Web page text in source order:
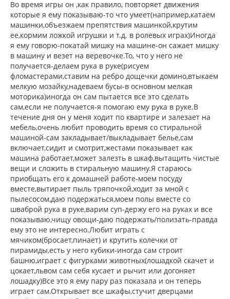
Во время игры он ,как правило, повторяет движения
которые я ему показываю-то что умеет(например,катаем
машинки,объезжаем препятствия машинкой,крутим
ее,кормим ложкой игрушки и т.д. в ролевых играх)Иногда
я ему говорю-покатай мишку на машине-он сажает мишку
в машину и везет на веревочке.То, что у него не
получается-делаем рука в руке(рисуем
фломастерами,ставим на ребро дощечки домино,втыкаем
мелкую мозайку,надеваем бусы-в основном мелкая
моторика)иногда он сам пытается все это сделать
сам,если не получается-я помогаю ему рука в руке.В
течение дня он у меня ходит по квартире и залезает на
мебель,очень любит проводить время со стиральной
машиной-сам закладывает/выкладывает белье,сам
включает,сидит и смотрит,жестами показывает как
машина работает,может залезть в шкаф,вытащить чистые
вещи и сложить в стиральную машину.Я стараюсь
приобщать его к домашней работе-моем посуду
вместе,вытирает пыль тряпочкой,ходит за мной с
пылесосом,даю подержаться,моем полы вместе со
шваброй рука в руке,варим суп-держу его на руках и все
показываю,чищу овощи-даю подержать/полизать-правда
ему это не интересно.Любит играть с
мячиком(бросает,пинает) и крутить колечки от
пирамиды,есть у него кубики-иногда сам строит
башню,играет с фигурками животных(лошадкой скачет и
цокает,львом сам себя кусает и рычит или догоняет
лошадку)Все это я ему пару раз показала и он теперь
играет сам.Открывает все шкафы,стучит дверцами